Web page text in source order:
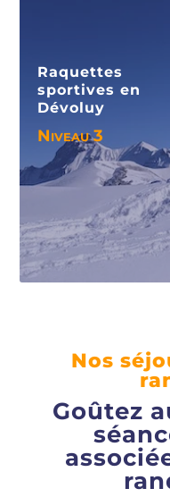
Raquettes
sportives en
Dévoluy
Niveau 3
Voir le séjour
Nos
Goûtez